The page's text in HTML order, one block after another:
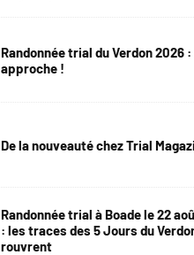
Randonnée trial du Verdon 2026 :
approche !
De la nouveauté chez Trial
Randonnée trial à Boade le 22
: les traces des 5 Jours du
rouvrent